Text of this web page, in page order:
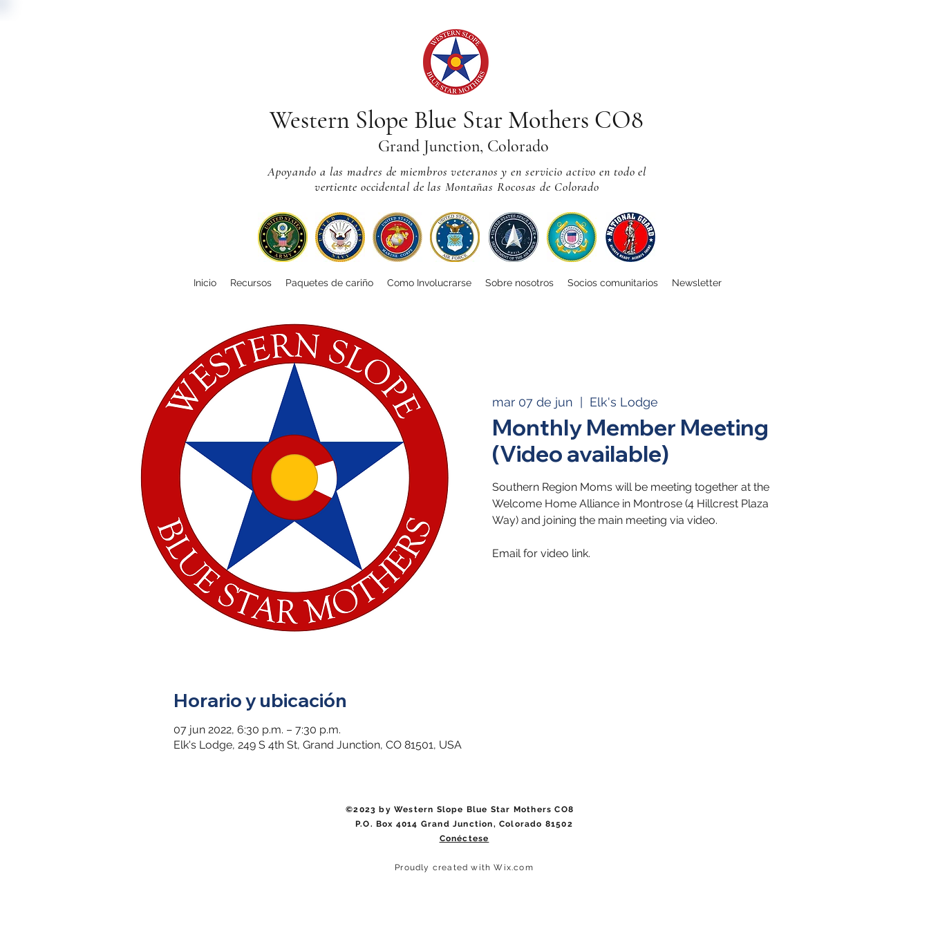
Western Slope Blue Star Mothers CO8
Grand Junction, Colorado
Apoyando a las madres de miembros veteranos y en servicio activo en todo el
vertiente occidental de las Montañas Rocosas de Colorado
Inicio Recursos Paquetes de cariño Como Involucrarse Sobre nosotros Socios comunitarios Newsletter
mar 07 de jun Elk's Lodge
Monthly Member Meeting
(Video available)
Southern Region Moms will be meeting together at the
Welcome Home Alliance in Montrose (4 Hillcrest Plaza
Way) and joining the main meeting via video.
Email for video link.
Horario y ubicación
07 jun 2022, 6:30 p.m. – 7:30 p.m.
Elk's Lodge, 249 S 4th St, Grand Junction, CO 81501, USA
©2023 by Western Slope Blue Star Mothers CO8
P.O. Box 4014 Grand Junction, Colorado 81502
Conéctese
Proudly created with Wix.com